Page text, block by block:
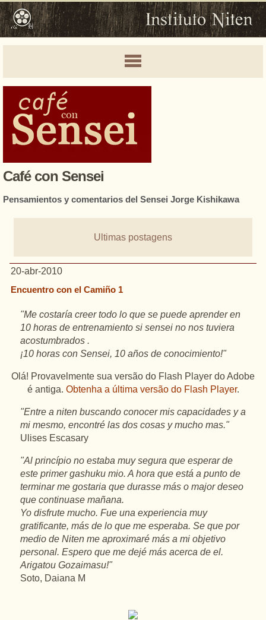
Café con Sensei
Pensamientos y comentarios del Sensei Jorge Kishikawa
Ultimas postagens
20-abr-2010
Encuentro con el Camiño 1
"Me costaría creer todo lo que se puede aprender en
10 horas de entrenamiento si sensei no nos tuviera
acostumbrados .
¡10 horas con Sensei, 10 años de conocimiento!"
Olá! Provavelmente sua versão do Flash Player do Adobe
é antiga. Obtenha a última versão do Flash Player.
"Entre a niten buscando conocer mis capacidades y a
mi mesmo, encontré las dos cosas y mucho mas."
Ulises Escasary
"Al princípio no estaba muy segura que esperar de
este primer gashuku mio. A hora que está a punto de
terminar me gostaria que durasse más o major deseo
que continuase mañana.
Yo disfrute mucho. Fue una experiencia muy
gratificante, más de lo que me esperaba. Se que por
medio de Niten me aproximaré más a mi objetivo
personal. Espero que me dejé más acerca de el.
Arigatou Gozaimasu!"
Soto, Daiana M